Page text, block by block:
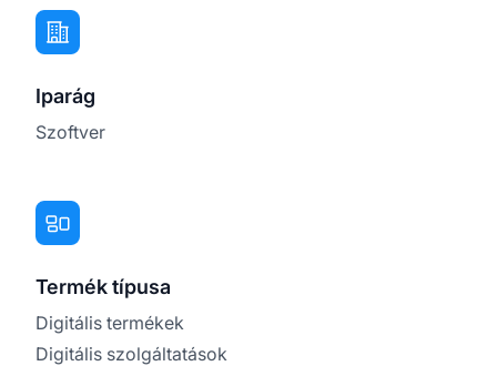
Iparág
Szoftver
Termék típusa
Digitális termékek
Digitális szolgáltatások